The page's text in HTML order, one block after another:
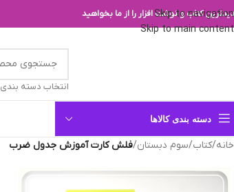
Skip to navigation
Skip to main content
کتاب و نوشت افزار را از ما بخواهید
انتخاب دسته بندی
دسته بندی کالاها
خانه/کتاب/سوم دبستان/فلش کارت آموزش جدول ضرب